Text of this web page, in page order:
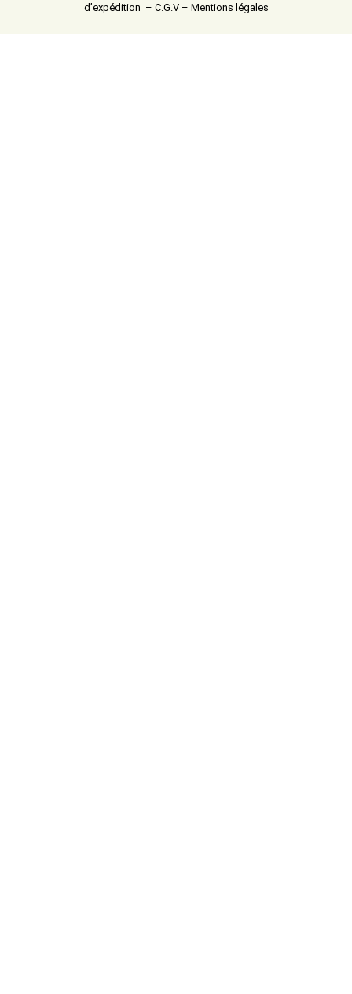
d’expédition – C.G.V– Mentions légales